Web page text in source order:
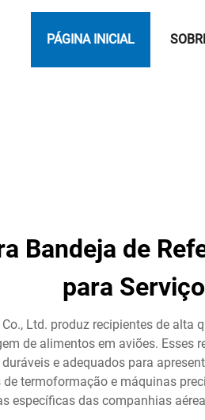
PÁGINA INICIAL
Bandeja de
para
Ltd. produz recipientes de
de alimentos em aviões.
e adequados para
termoformação e máquinas
específicas das companhias